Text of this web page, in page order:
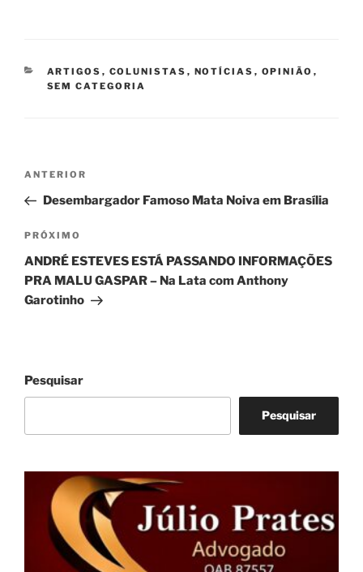
CATEGORIAS
ARTIGOS , COLUNISTAS , NOTÍCIAS , OPINIÃO ,
SEM CATEGORIA
Navegação
Post
Post
anterior
ANTERIOR
Desembargador Famoso Mata Noiva em Brasília
Próximo
post
PRÓXIMO
ANDRÉ ESTEVES ESTÁ PASSANDO INFORMAÇÕES
PRA MALU GASPAR – Na Lata com Anthony
Garotinho
Pesquisar
Pesquisar